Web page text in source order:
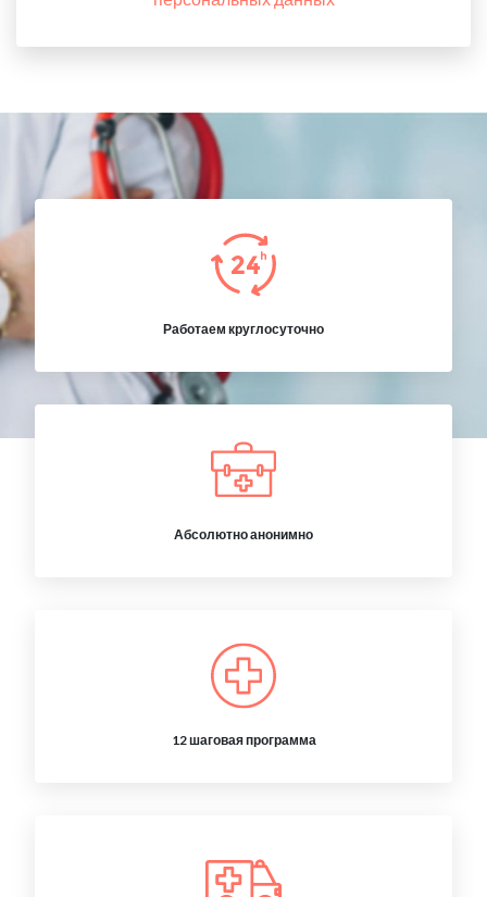
Работаем круглосуточно
Абсолютно анонимно
12 шаговая программа